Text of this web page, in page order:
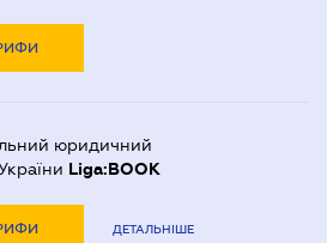
юридичний
Liga:BOOK
ДЕТАЛЬНІШЕ